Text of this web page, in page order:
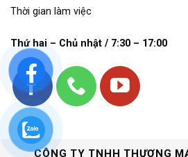
Thời gian làm việc
Thứ hai – Chủ nhật / 7:30 – 17:00
CÔNG TY TNHH THƯƠNG